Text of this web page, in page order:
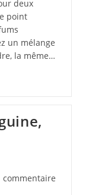
deux
point
un mélange
la même…
commentaire